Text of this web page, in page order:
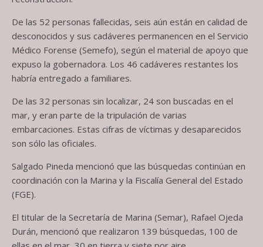
De las 52 personas fallecidas, seis aún están en calidad de
desconocidos y sus cadáveres permanencen en el Servicio
Médico Forense (Semefo), según el material de apoyo que
expuso la gobernadora. Los 46 cadáveres restantes los
habría entregado a familiares.
De las 32 personas sin localizar, 24 son buscadas en el
mar, y eran parte de la tripulación de varias
embarcaciones. Estas cifras de víctimas y desaparecidos
son sólo las oficiales.
Salgado Pineda mencionó que las búsquedas continúan en
coordinación con la Marina y la Fiscalía General del Estado
(FGE).
El titular de la Secretaría de Marina (Semar), Rafael Ojeda
Durán, mencionó que realizaron 139 búsquedas, 100 de